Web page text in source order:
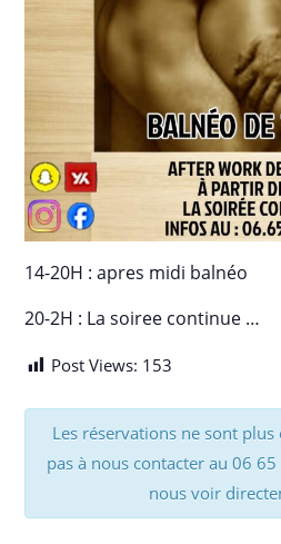
14-20H : apres midi balnéo
20-2H : La soiree continue …
Post Views: 153
Les réservations ne sont
pas à nous contacter au 06
nous voir